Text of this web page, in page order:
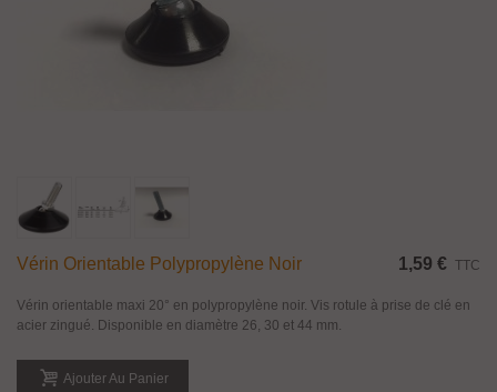
Vérin Orientable Polypropylène Noir 1,59 € TTC
Vérin orientable maxi 20° en polypropylène noir. Vis rotule à prise de clé en
acier zingué. Disponible en diamètre 26, 30 et 44 mm.
Ajouter Au Panier